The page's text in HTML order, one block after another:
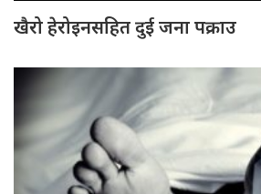
खैरो हेरोइनसहित दुई जना पक्राउ